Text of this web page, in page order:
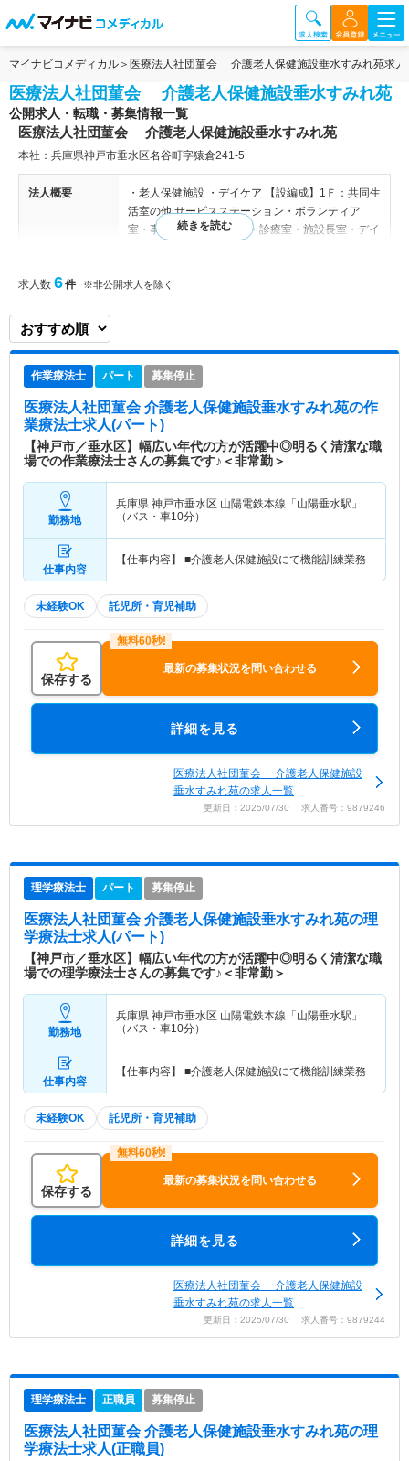
マイナビコメディカル 医療法人社団菫会 介護老人保健施設垂水すみれ苑求人
医療法人社団菫会 介護老人保健施設垂水すみれ苑
公開求人・転職・募集情報一覧
医療法人社団菫会 介護老人保健施設垂水すみれ苑
本社：兵庫県神戸市垂水区名谷町字猿倉241-5
法人概要
・老人保健施設 ・デイケア 【設編成】1Ｆ：共同生
活室の他 サービスステーション・ボランティア
室・事務室・家族相談室・診療室・施設長室・デイ
室の他 サービスステーション・機能訓練室
特色
ろ込めた温かいケアを届けています。
求人数 6件 ※非公開求人を除く
作業療法士 パート 募集停止
医療法人社団菫会 介護老人保健施設垂水すみれ苑の作
業療法士求人(パート)
【神戸市／垂水区】幅広い年代の方が活躍中◎明るく清潔な職
場での作業療法士さんの募集です♪＜非常勤＞
勤務地
兵庫県 神戸市垂水区 山陽電鉄本線「山陽垂水駅」
（バス・車10分）
仕事内容
【仕事内容】 ■介護老人保健施設にて機能訓練業務
未経験OK 託児所・育児補助
保存する
最新の募集状況を問い合わせる
詳細を見る
医療法人社団菫会 介護老人保健施設
垂水すみれ苑の求人一覧
更新日：2025/07/30 求人番号：9879246
理学療法士 パート 募集停止
医療法人社団菫会 介護老人保健施設垂水すみれ苑の理
学療法士求人(パート)
【神戸市／垂水区】幅広い年代の方が活躍中◎明るく清潔な職
場での理学療法士さんの募集です♪＜非常勤＞
勤務地
兵庫県 神戸市垂水区 山陽電鉄本線「山陽垂水駅」
（バス・車10分）
仕事内容
【仕事内容】 ■介護老人保健施設にて機能訓練業務
未経験OK 託児所・育児補助
保存する
最新の募集状況を問い合わせる
詳細を見る
医療法人社団菫会 介護老人保健施設
垂水すみれ苑の求人一覧
更新日：2025/07/30 求人番号：9879244
理学療法士 正職員 募集停止
医療法人社団菫会 介護老人保健施設垂水すみれ苑の理
学療法士求人(正職員)